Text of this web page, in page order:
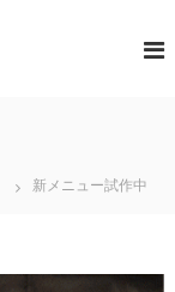
新メニュー試作中